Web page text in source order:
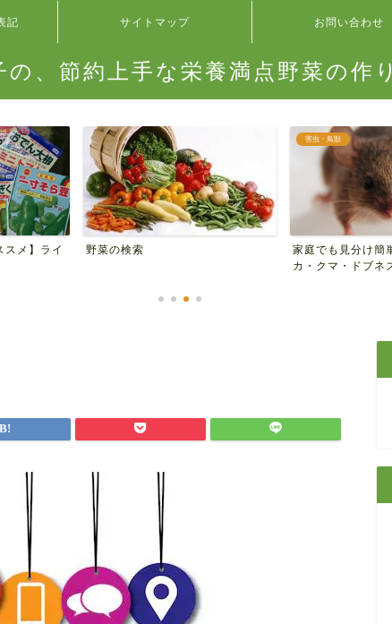
記 サイトマップ お問い合わせ
の、節約上手な栄養満点野菜の作
スメ】ライ
野菜の検索
害虫・鳥獣
家庭でも見分け簡
カ・クマ・ドブネ